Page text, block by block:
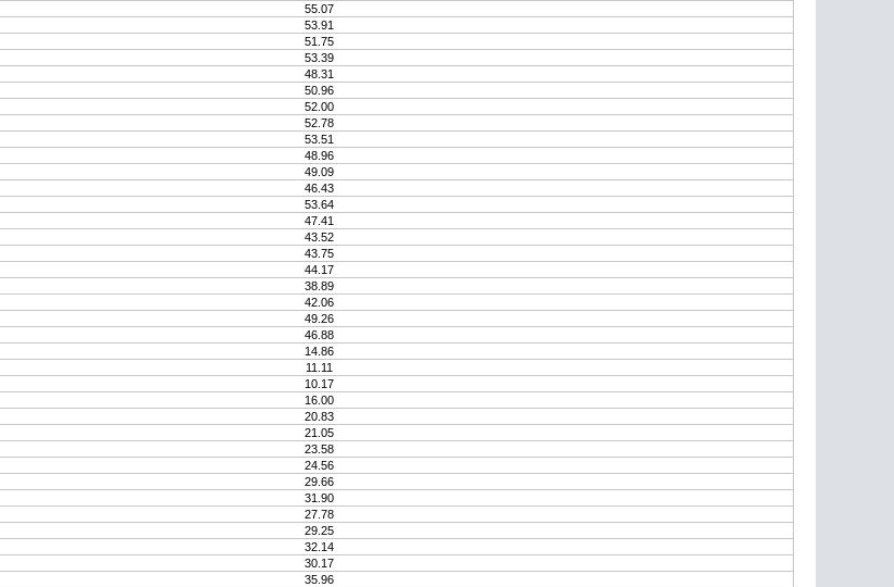
55.07
53.91
51.75
53.39
48.31
50.96
52.00
52.78
53.51
48.96
49.09
46.43
53.64
47.41
43.52
43.75
44.17
38.89
42.06
49.26
46.88
14.86
11.11
10.17
16.00
20.83
21.05
23.58
24.56
29.66
31.90
27.78
29.25
32.14
30.17
35.96